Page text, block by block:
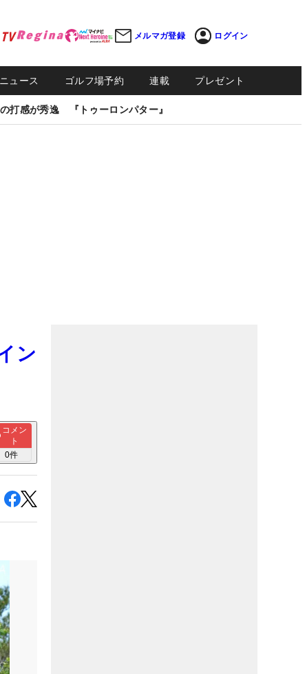
メルマガ登録 ログイン
ュース ゴルフ場予約 連載 プレゼント
打感が秀逸 『トゥーロンパター』
ン
コメン
ト
0件